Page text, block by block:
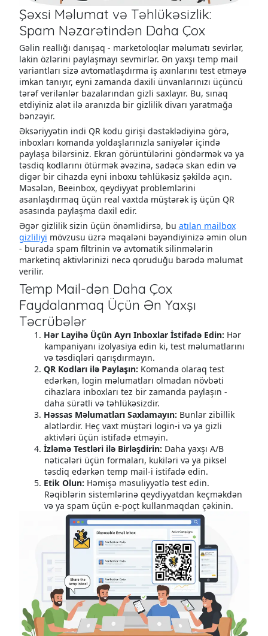
Şəxsi Məlumat və Təhlükəsizlik:
Spam Nəzarətindən Daha Çox
Gəlin reallığı danışaq - marketoloqlar məlumatı sevirlər,
lakin özlərini paylaşmayı sevmirlər. Ən yaxşı temp mail
variantları sizə avtomatlaşdırma iş axınlarını test etməyə
imkan tanıyır, eyni zamanda daxili ünvanlarınızı üçüncü
tərəf verilənlər bazalarından gizli saxlayır. Bu, sınaq
etdiyiniz alət ilə aranızda bir gizlilik divarı yaratmağa
bənzəyir.
Əksəriyyətin indi QR kodu girişi dəstəklədiyinə görə,
inboxları komanda yoldaşlarınızla saniyələr içində
paylaşa bilərsiniz. Ekran görüntülərini göndərmək və ya
təsdiq kodlarını ötürmək əvəzinə, sadəcə skan edin və
digər bir cihazda eyni inboxu təhlükəsiz şəkildə açın.
Məsələn, Beeinbox, qeydiyyat problemlərini
asanlaşdırmaq üçün real vaxtda müştərək iş üçün QR
əsasında paylaşma daxil edir.
Əgər gizlilik sizin üçün önəmlidirsə, bu atılan mailbox
gizliliyi mövzusu üzrə məqaləni bəyəndiyinizə əmin olun
- burada spam filtrinin və avtomatik silinmələrin
marketinq aktivlərinizi necə qoruduğu barədə məlumat
verilir.
Temp Mail-dən Daha Çox
Faydalanmaq Üçün Ən Yaxşı
Təcrübələr
Hər Layihə Üçün Ayrı Inboxlar İstifadə Edin: Hər
kampaniyanı izolyasiya edin ki, test məlumatlarını
və təsdiqləri qarışdırmayın.
QR Kodları ilə Paylaşın: Komanda olaraq test
edərkən, login məlumatları olmadan növbəti
cihazlara inboxları tez bir zamanda paylaşın -
daha sürətli və təhlükəsizdir.
Həssas Məlumatları Saxlamayın: Bunlar zibillik
alətlərdir. Heç vaxt müştəri login-i və ya gizli
aktivləri üçün istifadə etməyin.
İzləmə Testləri ilə Birləşdirin: Daha yaxşı A/B
nəticələri üçün formaları, kukiləri və ya piksel
təsdiq edərkən temp mail-i istifadə edin.
Etik Olun: Həmişə məsuliyyətlə test edin.
Rəqiblərin sistemlərinə qeydiyyatdan keçməkdən
və ya spam üçün e-poçt kullanmaqdan çəkinin.